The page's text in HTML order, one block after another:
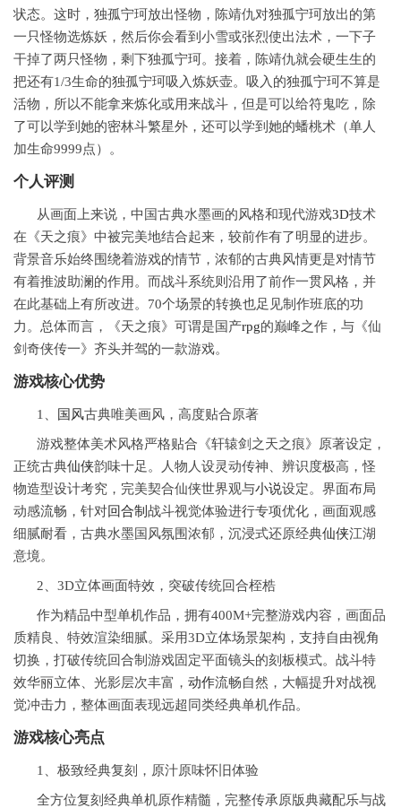
状态。这时，独孤宁珂放出怪物，陈靖仇对独孤宁珂放出的第
一只怪物选炼妖，然后你会看到小雪或张烈使出法术，一下子
干掉了两只怪物，剩下独孤宁珂。接着，陈靖仇就会硬生生的
把还有1/3生命的独孤宁珂吸入炼妖壶。吸入的独孤宁珂不算是
活物，所以不能拿来炼化或用来战斗，但是可以给符鬼吃，除
了可以学到她的密林斗繁星外，还可以学到她的蟠桃术（单人
加生命9999点）。
个人评测
从画面上来说，中国古典水墨画的风格和现代游戏3D技术
在《天之痕》中被完美地结合起来，较前作有了明显的进步。
背景音乐始终围绕着游戏的情节，浓郁的古典风情更是对情节
有着推波助澜的作用。而战斗系统则沿用了前作一贯风格，并
在此基础上有所改进。70个场景的转换也足见制作班底的功
力。总体而言，《天之痕》可谓是国产rpg的巅峰之作，与《仙
剑奇侠传一》齐头并驾的一款游戏。
游戏核心优势
1、 国风古典唯美画风，高度贴合原著
游戏整体美术风格严格贴合《轩辕剑之天之痕》原著设定，
正统古典仙侠韵味十足。人物人设灵动传神、辨识度极高，怪
物造型设计考究，完美契合仙侠世界观与小说设定。界面布局
动感流畅，针对回合制 战斗视觉体验进行专项优化，画面观感
细腻耐看，古典水墨国风氛围浓郁，沉浸式还原经典仙侠江湖
意境。
2、3D立体画面特效，突破传统回合桎梏
作为精品中型单机作品，拥有400M+完整游戏内容，画面品
质精良、特效渲染细腻。采用3D立体场景架构，支持自由视角
切换，打破传统回合制游戏固定平面镜头的刻板模式。战斗特
效华丽立体、光影层次丰富， 动作流畅自然，大幅提升对战视
觉冲击力，整体画面表现远超同类经典单机作品。
游戏核心亮点
1、极致经典复刻，原汁原味怀旧体验
全方位复刻经典单机原作精髓，完整传承原版典藏配乐与战